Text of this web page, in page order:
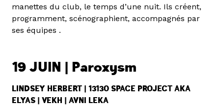
manettes du club, le temps d’une nuit. Ils créent,
programment, scénographient, accompagnés par
ses équipes .
19 JUIN | Paroxysm
LINDSEY HERBERT | 13130 SPACE PROJECT AKA
ELYAS | VEKH | AVNI LEKA